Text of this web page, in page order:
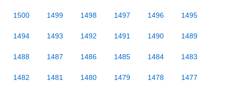
1500 1499 1498 1497 1496 1495
1494 1493 1492 1491 1490 1489
1488 1487 1486 1485 1484 1483
1482 1481 1480 1479 1478 1477